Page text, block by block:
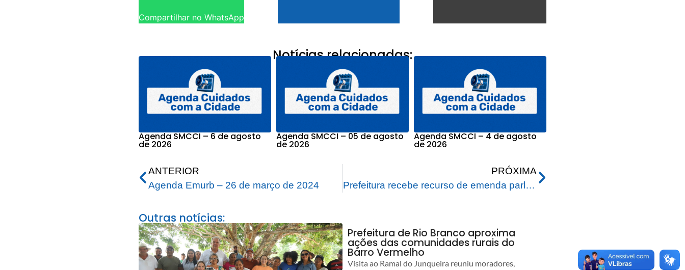
Compartilhar no WhatsApp
Notícias relacionadas:
Agenda SMCCI – 6 de agosto
de 2026
Agenda SMCCI – 05 de agosto
de 2026
Agenda SMCCI – 4 de agosto
de 2026
ANTERIOR
Agenda Emurb – 26 de março de 2024
PRÓXIMA
Prefeitura recebe recurso de emenda parlamentar para melhoria da Casa Rosa Mulher
Outras notícias:
Prefeitura de Rio Branco aproxima
ações das comunidades rurais do
Barro Vermelho
Visita ao Ramal do Junqueira reuniu moradores,